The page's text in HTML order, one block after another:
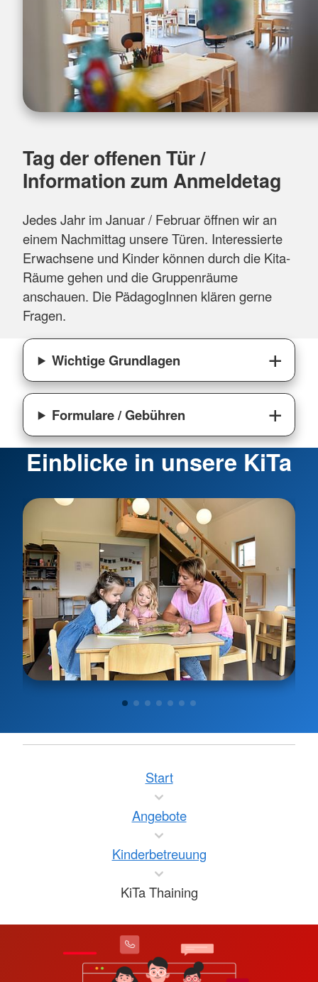
Tag der offenen Tür /
Information zum Anmeldetag
Jedes Jahr im Januar / Februar öffnen wir an
einem Nachmittag unsere Türen. Interessierte
Erwachsene und Kinder können durch die Kita-
Räume gehen und die Gruppenräume
anschauen. Die PädagogInnen klären gerne
Fragen.
Wichtige Grundlagen
Formulare / Gebühren
Einblicke in unsere KiTa
Start
Angebote
Kinderbetreuung
KiTa Thaining